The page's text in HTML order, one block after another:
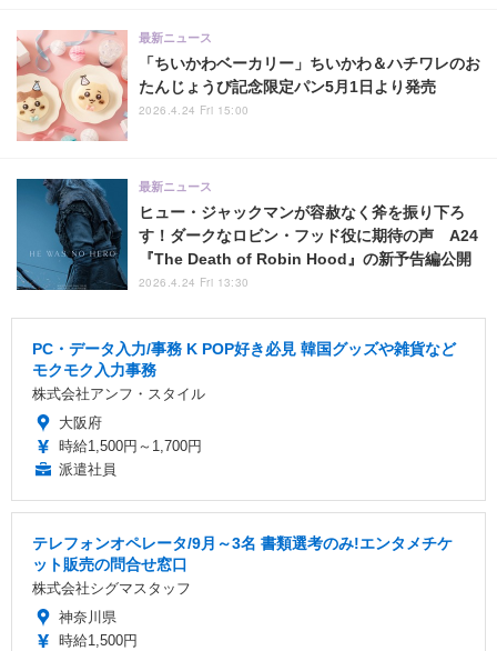
「ちいかわベーカリー」ちいかわ＆ハチワレのお
たんじょうび記念限定パン5月1日より発売
最新ニュース
2026.4.24 Fri 15:00
ヒュー・ジャックマンが容赦なく斧を振り下ろ
す！ダークなロビン・フッド役に期待の声 A24
『The Death of Robin Hood』の新予告編公開
最新ニュース
2026.4.24 Fri 13:30
PC・データ入力/事務 K POP好き必見 韓国グッズや雑貨など
モクモク入力事務
株式会社アンフ・スタイル
大阪府
時給1,500円～1,700円
派遣社員
テレフォンオペレータ/9月～3名 書類選考のみ!エンタメチケ
ット販売の問合せ窓口
株式会社シグマスタッフ
神奈川県
時給1,500円